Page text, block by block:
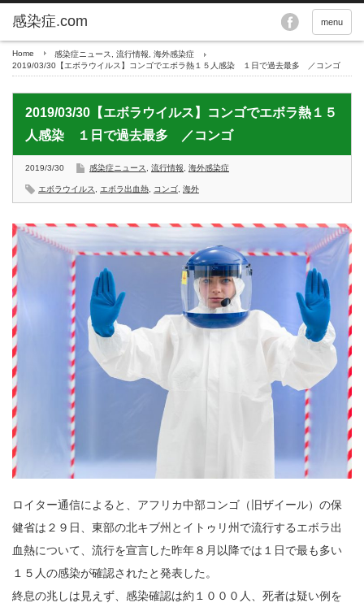
menu
Home 感染症ニュース 流行情報
海外感染症
2019/03/30【エボラウイルス】コンゴでエボラ熱１５人感染 １日で過去最多 ／コンゴ
2019/03/30【エボラウイルス】コンゴでエボラ熱１５
人感染 １日で過去最多 ／コンゴ
2019/3/30 感染症ニュース 流行情報 海外感染症
エボラウイルス エボラ出血熱 コンゴ 海外
ロイター通信によると、アフリカ中部コンゴ（旧ザイール）の保
健省は２９日、東部の北キブ州とイトゥリ州で流行するエボラ出
血熱について、流行を宣言した昨年８月以降では１日で最も多い
１５人の感染が確認されたと発表した。
終息の兆しは見えず、感染確認は約１０００人、死者は疑い例を